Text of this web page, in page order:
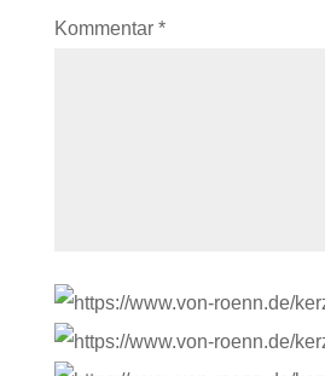
Kommentar *